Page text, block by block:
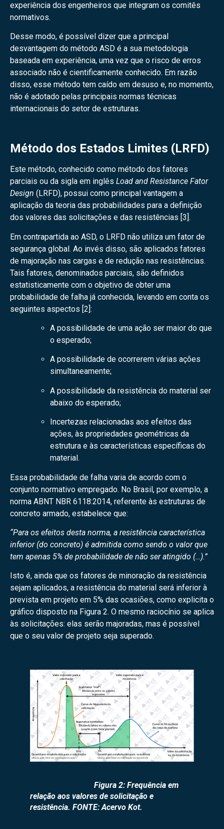
experiência dos engenheiros que integram os comitês
normativos.
Desse modo, é possível dizer que a principal
desvantagem do método ASD é a sua metodologia
baseada em experiência, uma vez que o risco de erros
associado não é cientificamente conhecido. Em razão
disso, esse método tem caído em desuso e, no momento,
não é adotado pelas principais normas técnicas
internacionais do setor de estruturas.
Método dos Estados Limites (LRFD)
Este método, conhecido como método dos fatores
parciais ou da sigla em inglês Load and Resistance Fator
Design (LRFD), possui como principal vantagem a
aplicação da teoria das probabilidades para a definição
dos valores das solicitações e das resistências [3].
Em contrapartida ao ASD, o LRFD não utiliza um fator de
segurança global. Ao invés disso, são aplicados fatores
de majoração nas cargas e de redução nas resistências.
Tais fatores, denominados parciais, são definidos
estatisticamente com o objetivo de obter uma
probabilidade de falha já conhecida, levando em conta os
seguintes aspectos [2]:
A possibilidade de uma ação ser maior do que
o esperado;
A possibilidade de ocorrerem várias ações
simultaneamente;
A possibilidade da resistência do material ser
abaixo do esperado;
Incertezas relacionadas aos efeitos das
ações, às propriedades geométricas da
estrutura e às características específicas do
material.
Essa probabilidade de falha varia de acordo com o
conjunto normativo empregado. No Brasil, por exemplo, a
norma ABNT NBR 6118:2014, referente às estruturas de
concreto armado, estabelece que:
“Para os efeitos desta norma, a resistência característica
inferior (do concreto) é admitida como sendo o valor que
tem apenas 5% de probabilidade de não ser atingido (…).”
Isto é, ainda que os fatores de minoração da resistência
sejam aplicados, a resistência do material será inferior à
prevista em projeto em 5% das ocasiões, como explicita o
gráfico disposto na Figura 2. O mesmo raciocínio se aplica
às solicitações: elas serão majoradas, mas é possível
que o seu valor de projeto seja superado.
Figura 2: Frequência em
relação aos valores de solicitação e
resistência. FONTE: Acervo Kot.